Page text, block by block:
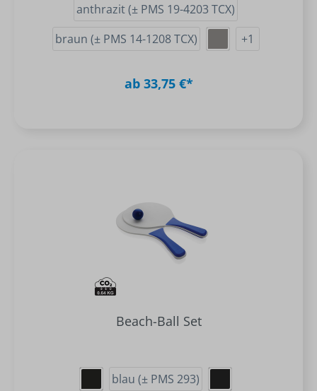
anthrazit (± PMS 19-4203 TCX)
braun (± PMS 14-1208 TCX)
+1
ab 33,75 €*
Beach-Ball Set
blau (± PMS 293)